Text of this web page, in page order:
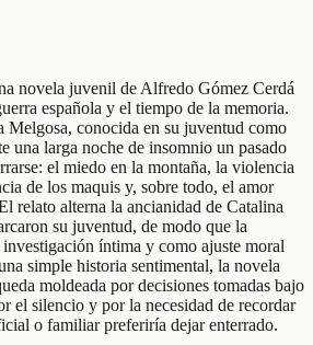
novela juvenil de Alfredo Gómez Cerdá
española y el tiempo de la memoria.
Melgosa, conocida en su juventud como
una larga noche de insomnio un pasado
el miedo en la montaña, la violencia
de los maquis y, sobre todo, el amor
relato alterna la ancianidad de Catalina
su juventud, de modo que la
íntima y como ajuste moral
simple historia sentimental, la novela
moldeada por decisiones tomadas bajo
el silencio y por la necesidad de recordar
o familiar preferiría dejar enterrado.